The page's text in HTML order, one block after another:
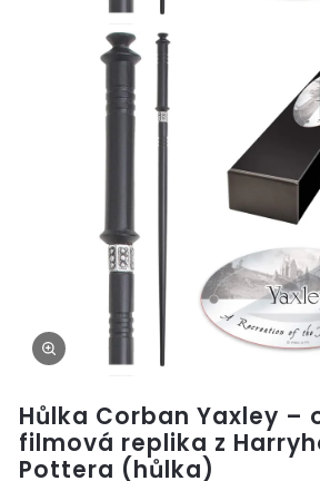
Hůlka Corban Yaxley –
filmová replika z
Pottera (hůlka)